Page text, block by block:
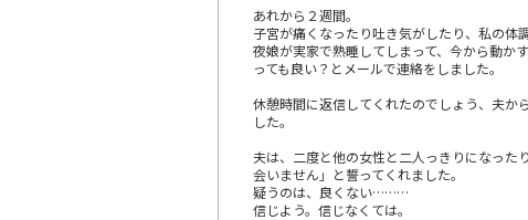
あれから２週間。
子宮が痛くなったり吐き気がしたり、私の体
夜娘が実家で熟睡してしまって、今から動か
っても良い？とメールで連絡をしました。
休憩時間に返信してくれたのでしょう、夫
した。
夫は、二度と他の女性と二人っきりになった
会いません」と誓ってくれました。
疑うのは、良くない………
信じよう。信じなくては。